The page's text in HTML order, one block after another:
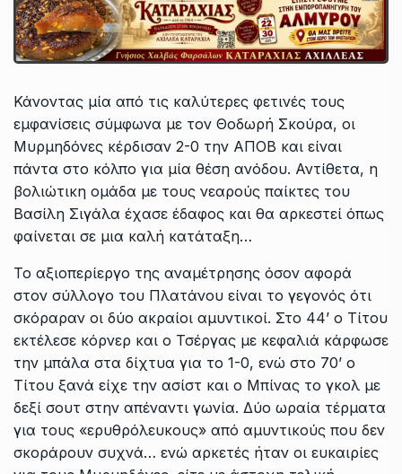
Κάνοντας μία από τις καλύτερες φετινές τους
εμφανίσεις σύμφωνα με τον Θοδωρή Σκούρα, οι
Μυρμηδόνες κέρδισαν 2-0 την ΑΠΟΒ και είναι
πάντα στο κόλπο για μία θέση ανόδου. Αντίθετα, η
βολιώτικη ομάδα με τους νεαρούς παίκτες του
Βασίλη Σιγάλα έχασε έδαφος και θα αρκεστεί όπως
φαίνεται σε μια καλή κατάταξη…
Το αξιοπερίεργο της αναμέτρησης όσον αφορά
στον σύλλογο του Πλατάνου είναι το γεγονός ότι
σκόραραν οι δύο ακραίοι αμυντικοί. Στο 44’ ο Τίτου
εκτέλεσε κόρνερ και ο Τσέργας με κεφαλιά κάρφωσε
την μπάλα στα δίχτυα για το 1-0, ενώ στο 70’ ο
Τίτου ξανά είχε την ασίστ και ο Μπίνας το γκολ με
δεξί σουτ στην απέναντι γωνία. Δύο ωραία τέρματα
για τους «ερυθρόλευκους» από αμυντικούς που δεν
σκοράρουν συχνά… ενώ αρκετές ήταν οι ευκαιρίες